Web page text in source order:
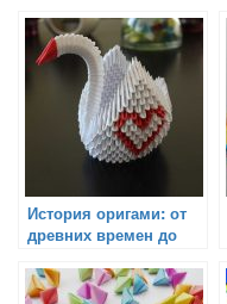
История оригами: от
древних времен до